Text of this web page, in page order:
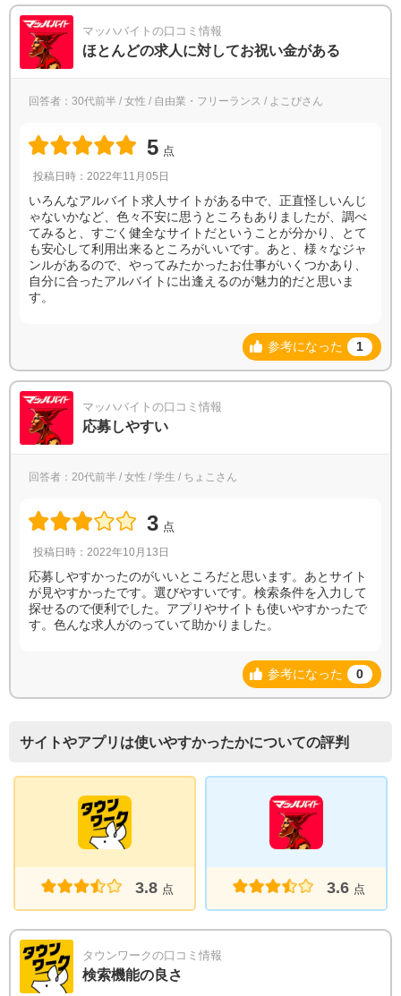
マッハバイトの口コミ情報
ほとんどの求人に対してお祝い金がある
回答者：30代前半 / 女性 / 自由業・フリーランス / よこぴさん
5 点
投稿日時：2022年11月05日
いろんなアルバイト求人サイトがある中で、正直怪しいんじ
ゃないかなど、色々不安に思うところもありましたが、調べ
てみると、すごく健全なサイトだということが分かり、とて
も安心して利用出来るところがいいです。あと、様々なジャ
ンルがあるので、やってみたかったお仕事がいくつかあり、
自分に合ったアルバイトに出逢えるのが魅力的だと思いま
す。
参考になった 1
マッハバイトの口コミ情報
応募しやすい
回答者：20代前半 / 女性 / 学生 / ちょこさん
3 点
投稿日時：2022年10月13日
応募しやすかったのがいいところだと思います。あとサイト
が見やすかったです。選びやすいです。検索条件を入力して
探せるので便利でした。アプリやサイトも使いやすかったで
す。色んな求人がのっていて助かりました。
参考になった 0
サイトやアプリは使いやすかったかについての評判
3.8 点 3.6 点
タウンワークの口コミ情報
検索機能の良さ